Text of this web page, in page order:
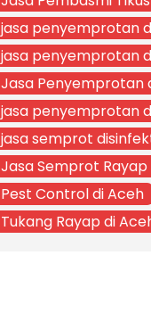
jasa penyemprotan
jasa penyemprotan
Jasa Penyemprotan
jasa penyemprotan
jasa semprot
Jasa Semprot Rayap
Pest Control di Aceh
Tukang Rayap di